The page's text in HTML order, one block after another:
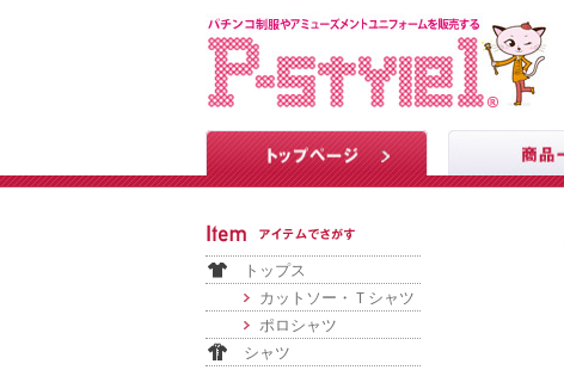
トップス
カットソー・Ｔシャツ
ポロシャツ
シャツ